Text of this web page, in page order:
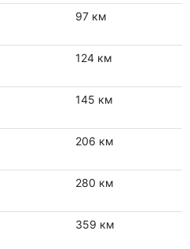
97 км
124 км
145 км
206 км
280 км
359 км